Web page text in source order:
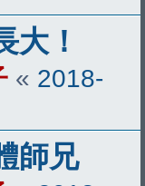
大！
« 2018-
師兄